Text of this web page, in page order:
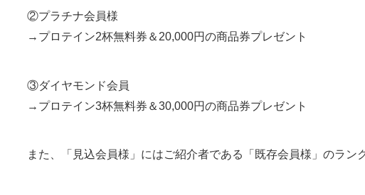
②プラチナ会員様
→プロテイン2杯無料券＆20,000円の商品券プレゼント
③ダイヤモンド会員
→プロテイン3杯無料券＆30,000円の商品券プレゼント
また、「見込会員様」にはご紹介者である「既存会員様」のラン